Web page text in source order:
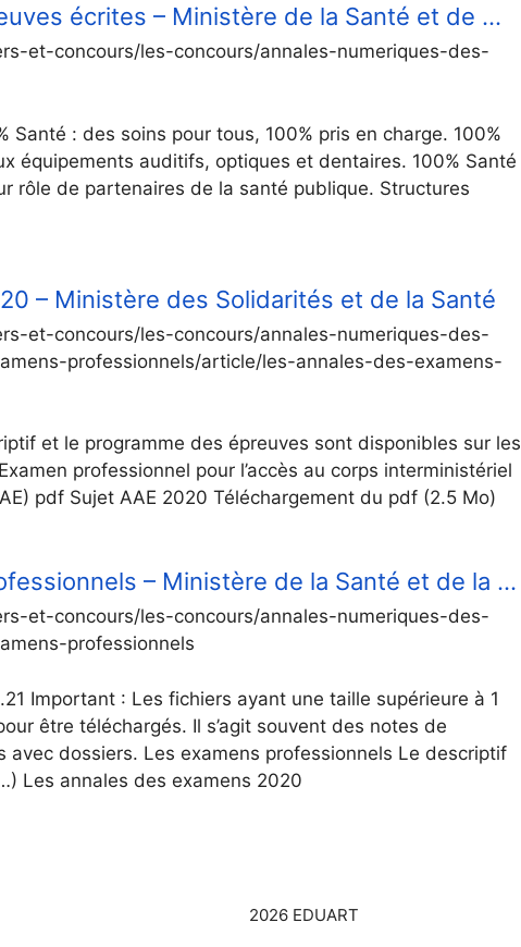
écrites – Ministère de la Santé et de …
et-concours/les-concours/annales-numeriques-des-
: des soins pour tous, 100% pris en charge. 100%
équipements auditifs, optiques et dentaires. 100% Santé
rôle de partenaires de la santé publique. Structures
– Ministère des Solidarités et de la Santé
et-concours/les-concours/annales-numeriques-des-
professionnels/article/les-annales-des-examens-
et le programme des épreuves sont disponibles sur les
professionnel pour l’accès au corps interministériel
pdf Sujet AAE 2020 Téléchargement du pdf (2.5 Mo)
– Ministère de la Santé et de la …
et-concours/les-concours/annales-numeriques-des-
professionnels
Important : Les fichiers ayant une taille supérieure à 1
être téléchargés. Il s’agit souvent des notes de
dossiers. Les examens professionnels Le descriptif
Les annales des examens 2020
2026 EDUART